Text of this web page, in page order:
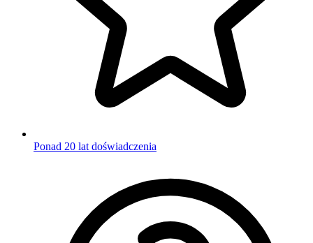
Ponad 20 lat doświadczenia